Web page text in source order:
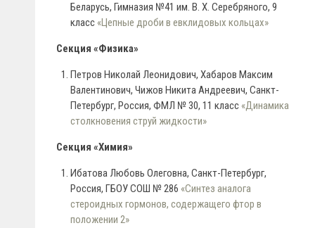
Беларусь, Гимназия №41 им. В. Х. Серебряного, 9
класс «Цепные дроби в евклидовых кольцах»
Секция «Физика»
Петров Николай Леонидович, Хабаров Максим
Валентинович, Чижов Никита Андреевич, Санкт-
Петербург, Россия, ФМЛ № 30, 11 класс «Динамика
столкновения струй жидкости»
Секция «Химия»
Ибатова Любовь Олеговна, Санкт-Петербург,
Россия, ГБОУ СОШ № 286 «Синтез аналога
стероидных гормонов, содержащего фтор в
положении 2»